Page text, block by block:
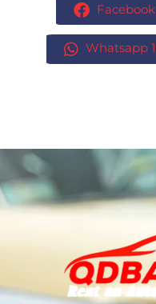
Facebook
Whatsapp 1